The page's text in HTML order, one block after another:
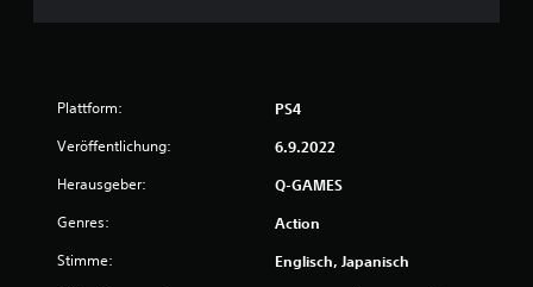
Plattform: PS4
Veröffentlichung: 6.9.2022
Herausgeber: Q-GAMES
Genres: Action
Stimme: Englisch, Japanisch